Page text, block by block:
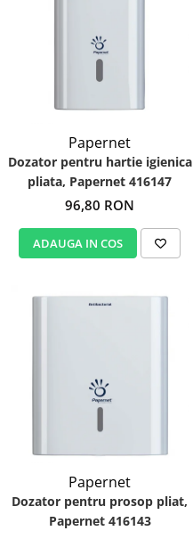
Papernet
Dozator pentru hartie igienica
pliata, Papernet 416147
96,80 RON
ADAUGA IN COS
Papernet
Dozator pentru prosop pliat,
Papernet 416143